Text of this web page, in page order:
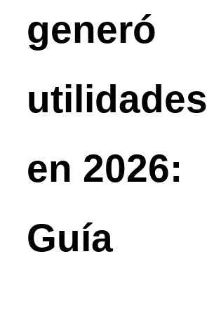
generó
utilidades
en 2026:
Guía